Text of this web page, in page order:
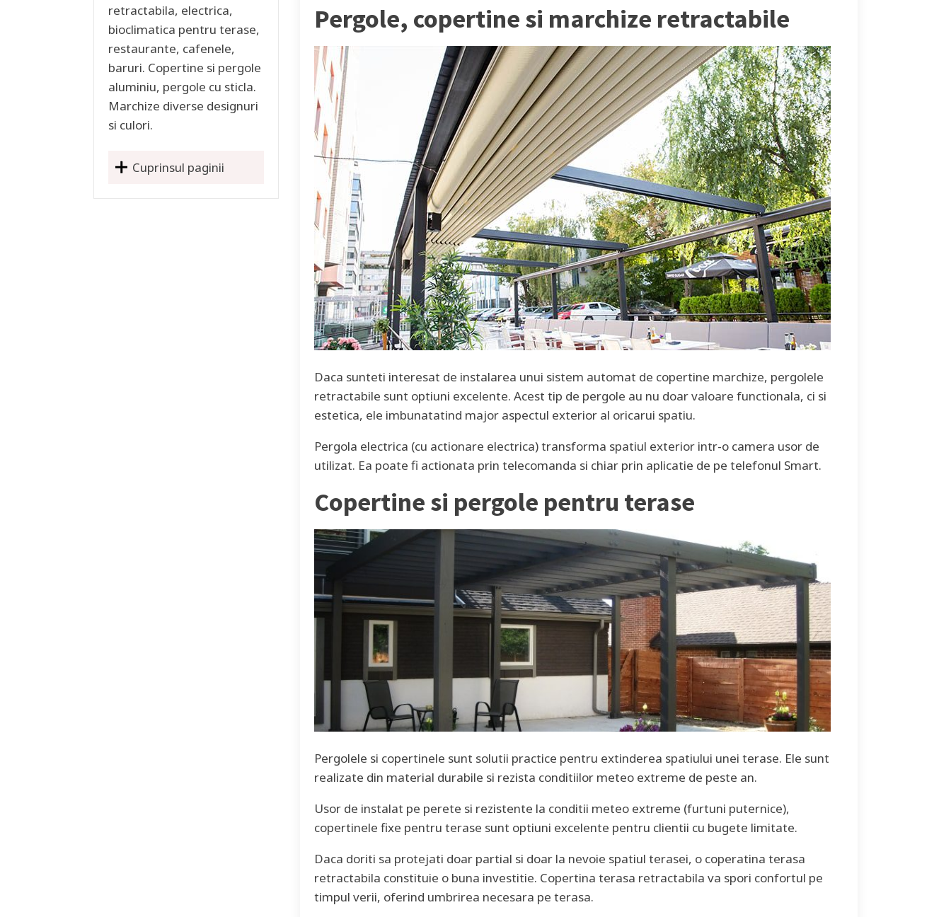
retractabila, electrica,
bioclimatica pentru terase,
restaurante, cafenele,
baruri. Copertine si pergole
aluminiu, pergole cu sticla.
Marchize diverse designuri
si culori.
Cuprinsul paginii
Pergole, copertine si marchize retractabile
Daca sunteti interesat de instalarea unui sistem automat de copertine marchize, pergolele
retractabile sunt optiuni excelente. Acest tip de pergole au nu doar valoare functionala, ci si
estetica, ele imbunatatind major aspectul exterior al oricarui spatiu.
Pergola electrica (cu actionare electrica) transforma spatiul exterior intr-o camera usor de
utilizat. Ea poate fi actionata prin telecomanda si chiar prin aplicatie de pe telefonul Smart.
Copertine si pergole pentru terase
Pergolele si copertinele sunt solutii practice pentru extinderea spatiului unei terase. Ele sunt
realizate din material durabile si rezista conditiilor meteo extreme de peste an.
Usor de instalat pe perete si rezistente la conditii meteo extreme (furtuni puternice),
copertinele fixe pentru terase sunt optiuni excelente pentru clientii cu bugete limitate.
Daca doriti sa protejati doar partial si doar la nevoie spatiul terasei, o coperatina terasa
retractabila constituie o buna investitie. Copertina terasa retractabila va spori confortul pe
timpul verii, oferind umbrirea necesara pe terasa.